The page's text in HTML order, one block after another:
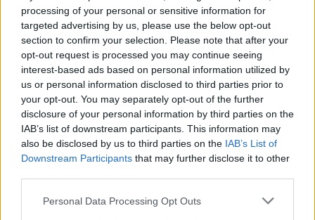
processing of your personal or sensitive information for
targeted advertising by us, please use the below opt-out
section to confirm your selection. Please note that after your
opt-out request is processed you may continue seeing
interest-based ads based on personal information utilized by
us or personal information disclosed to third parties prior to
your opt-out. You may separately opt-out of the further
disclosure of your personal information by third parties on the
IAB’s list of downstream participants. This information may
also be disclosed by us to third parties on the IAB’s List of
Downstream Participants that may further disclose it to other
Personal Data Processing Opt Outs
Ακολουθήστε το OLAFAQ
στο Google News
Newsroom